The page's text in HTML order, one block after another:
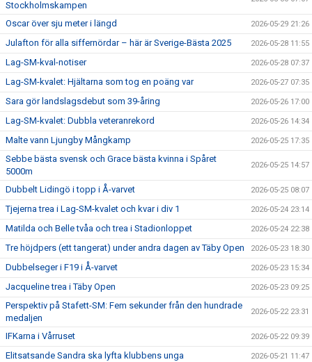
Stockholmskampen
Oscar över sju meter i längd 2026-05-29 21:26
Julafton för alla siffernördar – här är Sverige-Bästa 2025 2026-05-28 11:55
Lag-SM-kval-notiser 2026-05-28 07:37
Lag-SM-kvalet: Hjältarna som tog en poäng var 2026-05-27 07:35
Sara gör landslagsdebut som 39-åring 2026-05-26 17:00
Lag-SM-kvalet: Dubbla veteranrekord 2026-05-26 14:34
Malte vann Ljungby Mångkamp 2026-05-25 17:35
Sebbe bästa svensk och Grace bästa kvinna i Spåret
5000m
2026-05-25 14:57
Dubbelt Lidingö i topp i Å-varvet 2026-05-25 08:07
Tjejerna trea i Lag-SM-kvalet och kvar i div 1 2026-05-24 23:14
Matilda och Belle tvåa och trea i Stadionloppet 2026-05-24 22:38
Tre höjdpers (ett tangerat) under andra dagen av Täby Open 2026-05-23 18:30
Dubbelseger i F19 i Å-varvet 2026-05-23 15:34
Jacqueline trea i Täby Open 2026-05-23 09:25
Perspektiv på Stafett-SM: Fem sekunder från den hundrade
medaljen
2026-05-22 23:31
IFKarna i Vårruset 2026-05-22 09:39
Elitsatsande Sandra ska lyfta klubbens unga 2026-05-21 11:47